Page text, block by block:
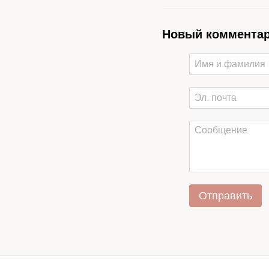
Новый
Отправить